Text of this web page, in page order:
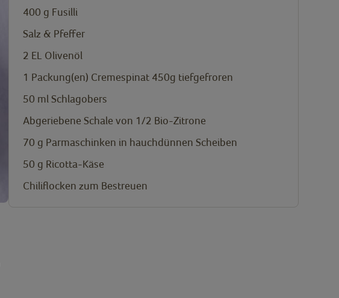
400 g Fusilli
Salz & Pfeffer
2 EL Olivenöl
1 Packung(en) Cremespinat 450g tiefgefroren
50 ml Schlagobers
Abgeriebene Schale von 1/2 Bio-Zitrone
70 g Parmaschinken in hauchdünnen Scheiben
50 g Ricotta-Käse
Chiliflocken zum Bestreuen